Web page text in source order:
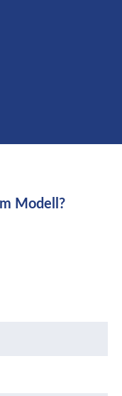
Modell?